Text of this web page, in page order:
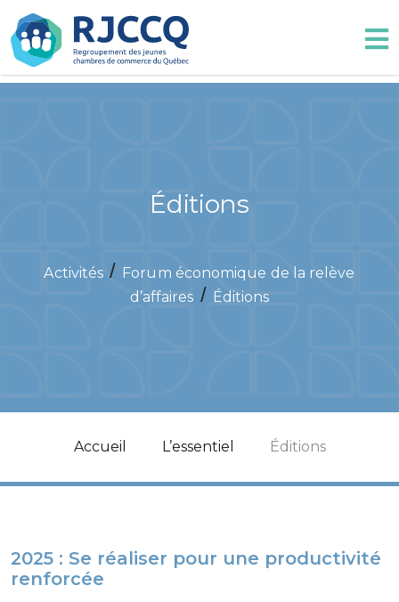
Éditions
Activités / Forum économique de la relève
d’affaires / Éditions
Accueil L’essentiel Éditions
2025 : Se réaliser pour une productivité
renforcée